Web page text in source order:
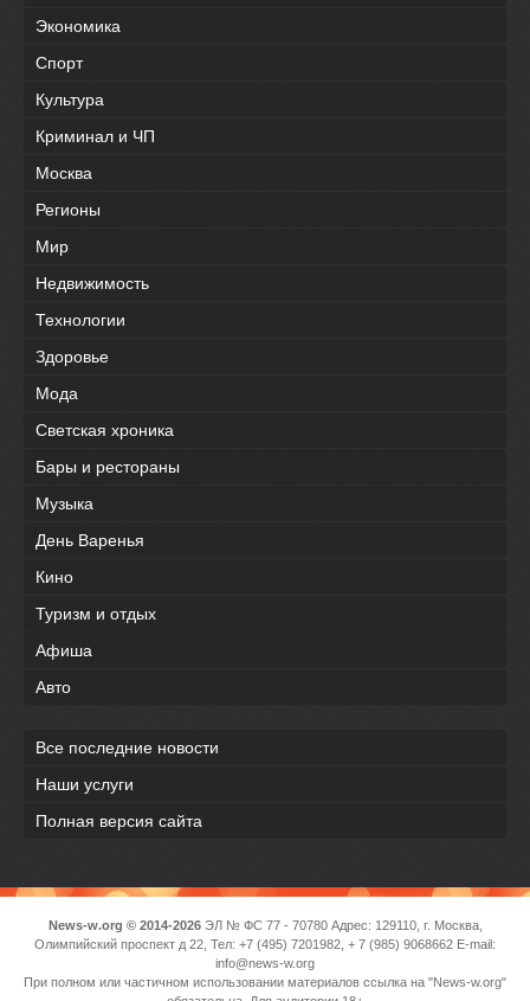
Экономика
Спорт
Культура
Криминал и ЧП
Москва
Регионы
Мир
Недвижимость
Технологии
Здоровье
Мода
Светская хроника
Бары и рестораны
Музыка
День Варенья
Кино
Туризм и отдых
Афиша
Авто
Все последние новости
Наши услуги
Полная версия сайта
News-w.org © 2014-2026ЭЛ № ФС 77 - 70780 Адрес: 129110, г. Москва,
Олимпийский проспект д 22, Тел: +7 (495) 7201982, + 7 (985) 9068662 E-mail:
info@news-w.org
При полном или частичном использовании материалов ссылка на "News-w.org"